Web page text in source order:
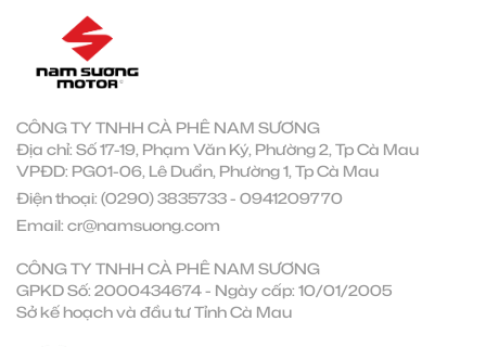
CÔNG TY TNHH CÀ PHÊ NAM SƯƠNG
Địa chỉ: Số 17-19, Phạm Văn Ký, Phường 2, Tp Cà Mau
VPĐD: PG01-06, Lê Duẩn, Phường 1, Tp Cà Mau
Điện thoại: (0290) 3835733- 0941209770
Email: cr@namsuong.com
CÔNG TY TNHH CÀ PHÊ NAM SƯƠNG
GPKD Số: 2000434674 - Ngày cấp: 10/01/2005
Sở kế hoạch và đầu tư Tỉnh Cà Mau